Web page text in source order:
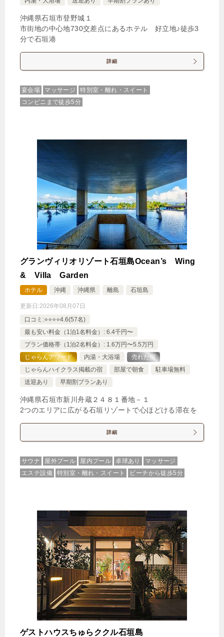
沖縄県石垣市登野城１
市街地の中心地730交差点にあるホテル 好立地♪徒歩3
分で石垣港
詳細
宴会場 マッサージ
特別室・離れ・スイート
コンビニまで徒歩5分
グランヴィリオリゾート石垣島Ocean’s Wing
& Villa Garden
ホテル 沖縄 沖縄県 離島 石垣島
更新日:2026年08月07日
口コミ:⭐️⭐️⭐️⭐️4.6(57名)
最も安い料金（1泊1名料金）: 6.4千円〜
プラン価格帯（1泊2名料金）: 1.6万円〜5.5万円
じゃらんアワード
内湯・大浴場
売れた宿
じゃらんハイクラス掲載の宿
部屋で朝食
駐車場無料
送迎あり
早期割プランあり
沖縄県石垣市新川舟蔵２４８１番地－１
2つのエリアに広がる石垣リゾートで心ほどける滞在を
詳細
サウナ 屋外プール 屋内プール 卓球あり
マッサージ
エステ設備
特別室・離れ・スイート ビーチから徒歩5分
ゲストハウスちゅらククル石垣島